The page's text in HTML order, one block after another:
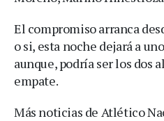
El compromiso arranca
o si, esta noche dejará a
aunque, podría ser los dos
empate.
Más noticias de Atlético